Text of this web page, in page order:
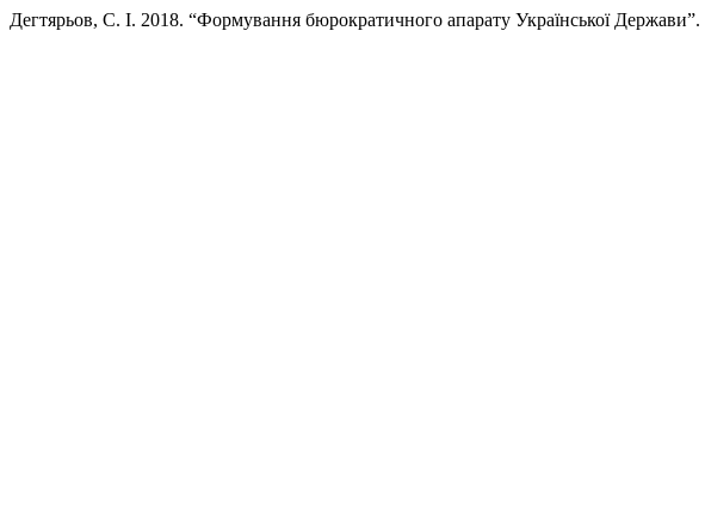
Дегтярьов, С. І. 2018. “Формування бюрократичного апарату Української Держави”.